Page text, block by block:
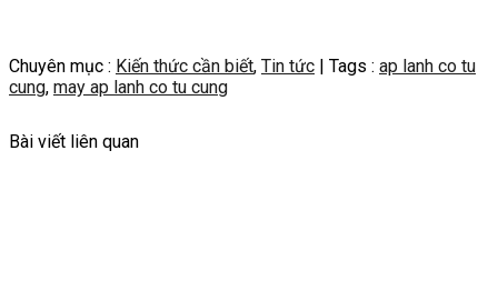
Chuyên mục : Kiến thức cần biết, Tin tức | Tags : ap lanh co tu
cung, may ap lanh co tu cung
Bài viết liên quan